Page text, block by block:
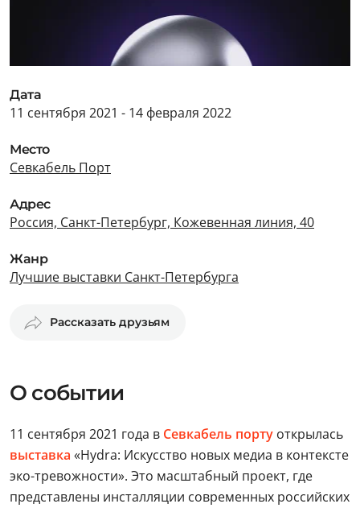
Дата
11 сентября 2021 - 14 февраля 2022
Место
Севкабель Порт
Адрес
Россия, Санкт-Петербург, Кожевенная линия, 40
Жанр
Лучшие выставки Санкт-Петербурга
Рассказать друзьям
О событии
11 сентября 2021 года в Севкабель порту открылась
выставка «Hydra: Искусство новых медиа в контексте
эко-тревожности». Это масштабный проект, где
представлены инсталляции современных российских